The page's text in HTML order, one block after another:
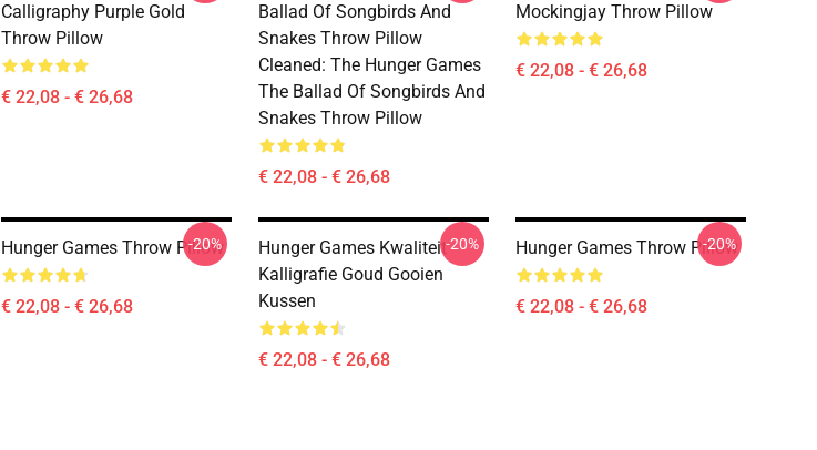
Calligraphy Purple Gold
Throw Pillow
€ 22,08 - € 26,68
Ballad Of Songbirds And
Snakes Throw Pillow
Cleaned: The Hunger Games
The Ballad Of Songbirds And
Snakes Throw Pillow
€ 22,08 - € 26,68
Mockingjay Throw Pillow
€ 22,08 - € 26,68
Hunger Games Throw Pillow
€ 22,08 - € 26,68
-20%
Hunger Games Kwaliteit
Kalligrafie Goud Gooien
Kussen
€ 22,08 - € 26,68
-20% Hunger Games Throw Pillow
€ 22,08 - € 26,68
-20%